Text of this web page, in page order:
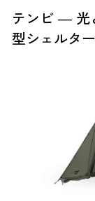
テンビ ― 光
型シェルター